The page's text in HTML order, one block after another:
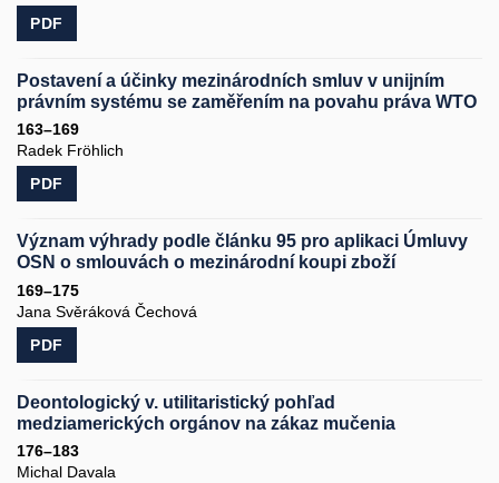
PDF
Postavení a účinky mezinárodních smluv v unijním
právním systému se zaměřením na povahu práva WTO
163–169
Radek Fröhlich
PDF
Význam výhrady podle článku 95 pro aplikaci Úmluvy
OSN o smlouvách o mezinárodní koupi zboží
169–175
Jana Svěráková Čechová
PDF
Deontologický v. utilitaristický pohľad
medziamerických orgánov na zákaz mučenia
176–183
Michal Davala